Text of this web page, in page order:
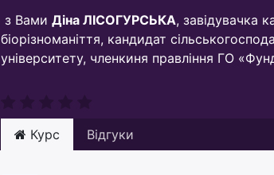
з Вами Діна ЛІСОГУРСЬКА, завідувачка
біорізноманіття, кандидат
університету, членкиня правління ГО
Курс Відгуки